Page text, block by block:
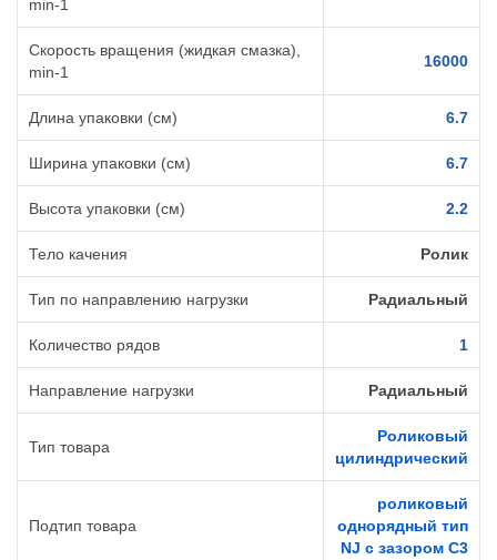
min-1
Скорость вращения (жидкая смазка),
min-1
16000
Длина упаковки (см) 6.7
Ширина упаковки (см) 6.7
Высота упаковки (см) 2.2
Тело качения Ролик
Тип по направлению нагрузки Радиальный
Количество рядов 1
Направление нагрузки Радиальный
Тип товара
Роликовый
цилиндрический
Подтип товара
роликовый
однорядный тип
NJ с зазором C3